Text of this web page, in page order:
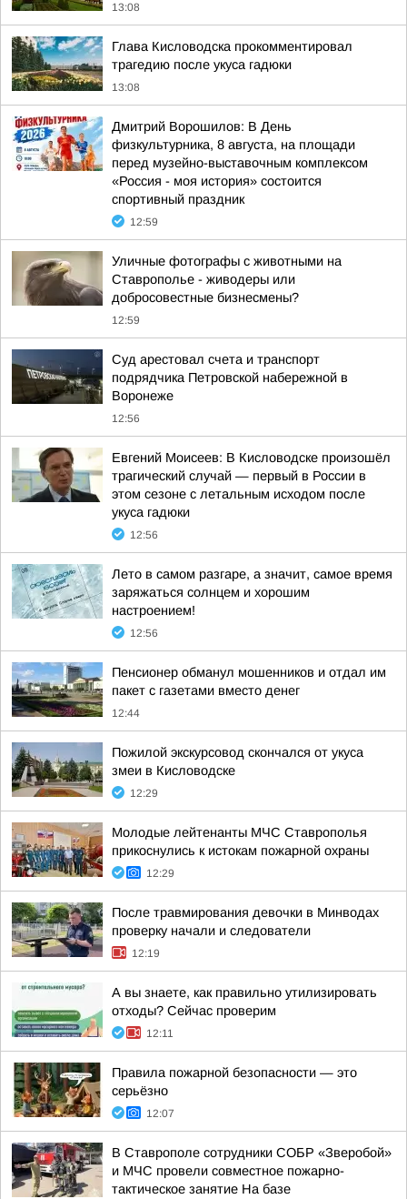
13:08
Глава Кисловодска прокомментировал
трагедию после укуса гадюки
13:08
Дмитрий Ворошилов: В День
физкультурника, 8 августа, на площади
перед музейно-выставочным комплексом
«Россия - моя история» состоится
спортивный праздник
12:59
Уличные фотографы с животными на
Ставрополье - живодеры или
добросовестные бизнесмены?
12:59
Суд арестовал счета и транспорт
подрядчика Петровской набережной в
Воронеже
12:56
Евгений Моисеев: В Кисловодске произошёл
трагический случай — первый в России в
этом сезоне с летальным исходом после
укуса гадюки
12:56
Лето в самом разгаре, а значит, самое время
заряжаться солнцем и хорошим
настроением!
12:56
Пенсионер обманул мошенников и отдал им
пакет с газетами вместо денег
12:44
Пожилой экскурсовод скончался от укуса
змеи в Кисловодске
12:29
Молодые лейтенанты МЧС Ставрополья
прикоснулись к истокам пожарной охраны
12:29
После травмирования девочки в Минводах
проверку начали и следователи
12:19
А вы знаете, как правильно утилизировать
отходы? Сейчас проверим
12:11
Правила пожарной безопасности — это
серьёзно
12:07
В Ставрополе сотрудники СОБР «Зверобой»
и МЧС провели совместное пожарно-
тактическое занятие На базе